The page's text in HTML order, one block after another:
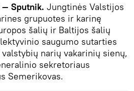
— Sputnik. Jungtinės Valstijos
grupuotes ir karinę
šalių ir Baltijos šalių
saugumo sutarties
narių vakarinių sienų,
sekretoriaus
Semerikovas.